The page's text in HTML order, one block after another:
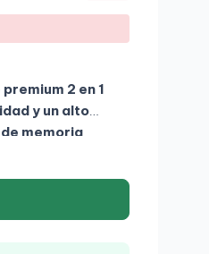
2 en 1
y un alto
memoria
y multitarea
de 360°